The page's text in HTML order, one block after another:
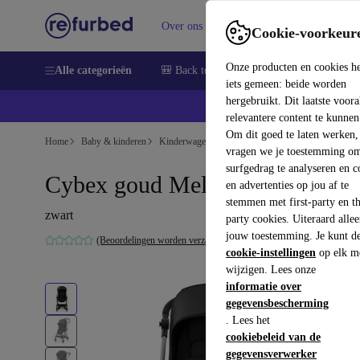
Cookie-
Onze producten en cookies
iets gemeen: beide worden
hergebruikt. Dit laatste
relevantere content te
Om dit goed te laten werken,
vragen we je toestemming
surfgedrag te analyseren en
en advertenties op jou af te
stemmen met first-party en
party cookies. Uiteraard
jouw toestemming. Je kunt
cookie-instellingen op elk
wijzigen. Lees onze
informatie over
gegevensbescherming
. Lees het
cookiebeleid van de
gegevensverwerker
Over ons Verkopen Support
Alle categorieën 🎒 Back to school Smartphones
Home Baby & kinderen Kinderwagens & Buggy's Buggy's
Cybex goud Melio buggy
zwart
(Beoordelingen worden verzameld)